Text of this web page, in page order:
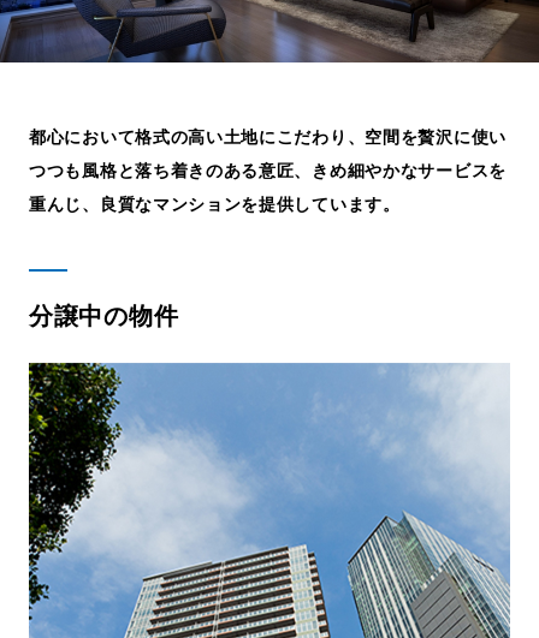
ニ
ュ
ー
く
ニ
ュ
ー
じ
る
事業内容
プロジェクト
採用情報
日本語 English
都心において格式の高い土地にこだわり、空間を贅沢に使い
つつも風格と落ち着きのある意匠、
きめ細やかなサービスを
重んじ、良質なマンションを提供しています。
分譲中の物件